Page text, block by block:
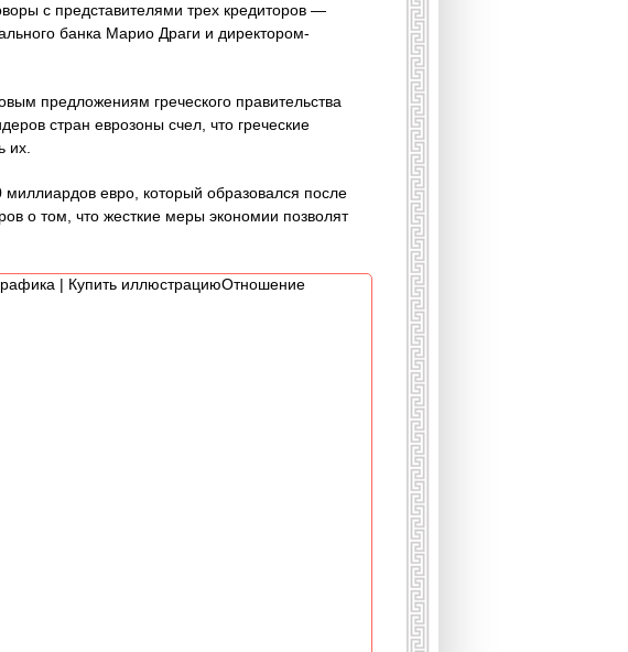
с представителями трех кредиторов —
банка Марио Драги и директором-
предложениям греческого правительства
стран еврозоны счел, что греческие
их.
евро, который образовался после
о том, что жесткие меры экономии позволят
| Купить иллюстрациюОтношение